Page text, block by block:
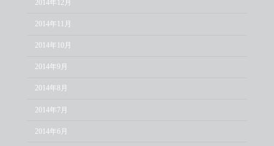
2014年12月
2014年11月
2014年10月
2014年9月
2014年8月
2014年7月
2014年6月